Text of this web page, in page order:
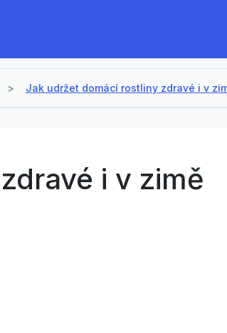
Jak udržet domácí rostliny zdravé i v
i v zimě